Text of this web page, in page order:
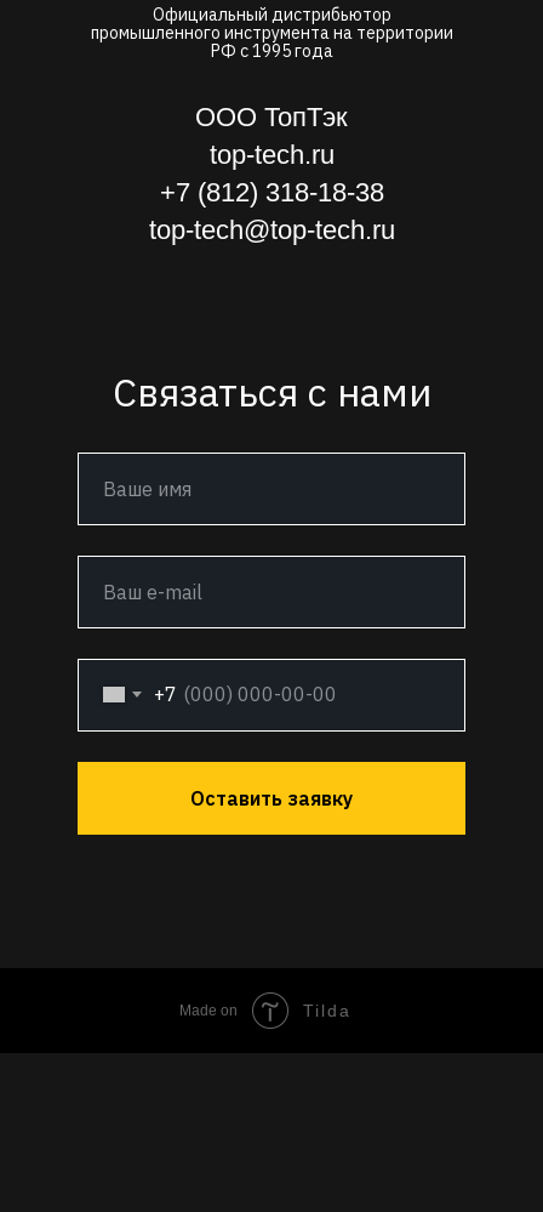
+7
Оставить заявку
ООО ТопТэк
top-tech.ru
+7 (812) 318-18-38
top-tech@top-tech.ru
Официальный дистрибьютор
промышленного инструмента на территории
РФ с 1995 года
Связаться с нами
Made on Tilda